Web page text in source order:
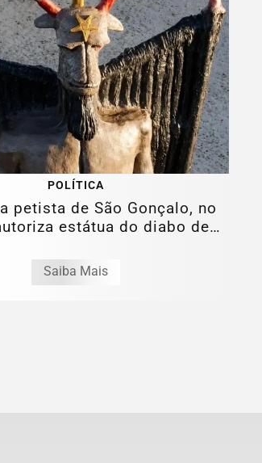
POLÍTICA
petista de São Gonçalo, no
estátua do diabo de
Saiba Mais